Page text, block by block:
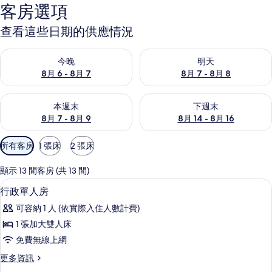
客房選項
查看這些日期的供應情況
今晚
8月 6 - 8月 7
查看今晚 (8月 6 - 8月 7) 的供應情況
明天
8月 7 - 8月 8
查看明天 (8月 7 - 8月 8) 的供
本週末
8月 7 - 8月 9
查看本週末 (8月 7 - 8月 9) 的供應情況
下週末
8月 14 - 8月 16
查看下週末 (8月 14 - 8月 16)
可
用
的
客
房
篩
選
條
所有客房 1 張床 2 張床
顯示 13 間客房 (共 13 間)
顯
示
行
政
人
羽絨被、書桌、遮光布/窗簾、熨斗/熨
8
行政單人房
可容納 1 人 (依實際入住人數計費)
1 張加大雙人床
免費無線上網
更多資訊
更